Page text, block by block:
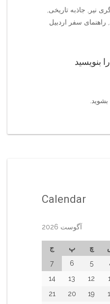
نیر, جاذبه تاریخی,
راهنمای سفر اردبیل
بنویسید
بشوید.
Calendar
آگوست 2026
چ پ
ج
5
6
7
12
13
14
19
20
21